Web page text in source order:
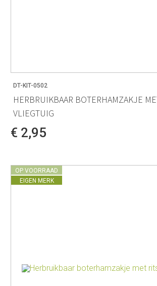
DT-KIT-0502
HERBRUIKBAAR BOTERHAMZAKJE
VLIEGTUIG
€ 2,95
OP VOORRAAD
EIGEN MERK